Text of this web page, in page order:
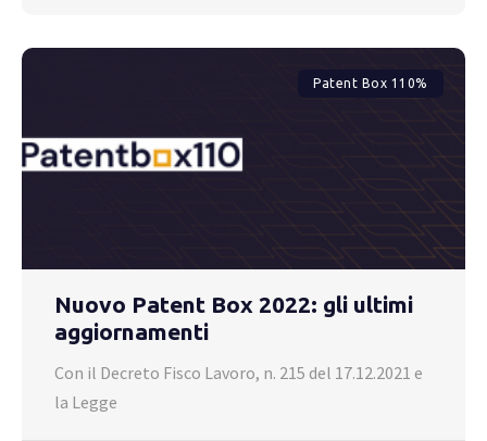
Patent Box 110%
Nuovo Patent Box 2022: gli ultimi
aggiornamenti
Con il Decreto Fisco Lavoro, n. 215 del 17.12.2021 e
la Legge